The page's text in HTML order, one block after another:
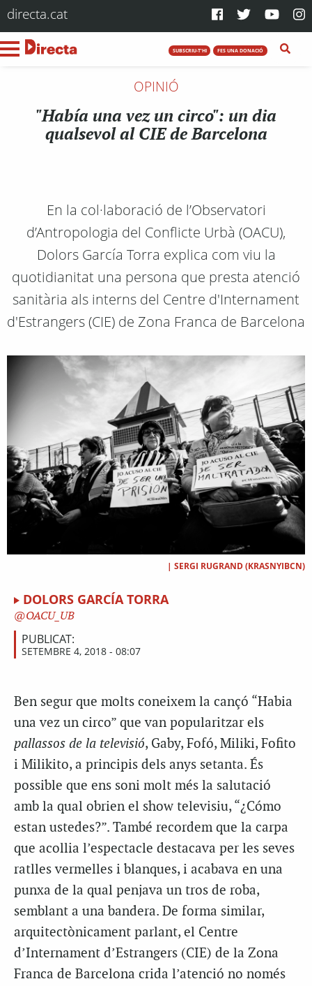
directa.cat
SUBSCRIU-T'HI FES UNA DONACIÓ
OPINIÓ
"Había una vez un circo": un dia
qualsevol al CIE de Barcelona
En la col·laboració de l’Observatori
d’Antropologia del Conflicte Urbà (OACU),
Dolors García Torra explica com viu la
quotidianitat una persona que presta atenció
sanitària als interns del Centre d'Internament
d'Estrangers (CIE) de Zona Franca de Barcelona
| SERGI RUGRAND (KRASNYIBCN)
DOLORS GARCÍA TORRA
OACU_UB
PUBLICAT:
SETEMBRE 4, 2018 - 08:07
Ben segur que molts coneixem la cançó “Habia
una vez un circo” que van popularitzar els
pallassos de la televisió, Gaby, Fofó, Miliki, Fofito
i Milikito, a principis dels anys setanta. És
possible que ens soni molt més la salutació
amb la qual obrien el show televisiu, “¿Cómo
estan ustedes?”. També recordem que la carpa
que acollia l’espectacle destacava per les seves
ratlles vermelles i blanques, i acabava en una
punxa de la qual penjava un tros de roba,
semblant a una bandera. De forma similar,
arquitectònicament parlant, el Centre
d’Internament d’Estrangers (CIE) de la Zona
Franca de Barcelona crida l’atenció no només